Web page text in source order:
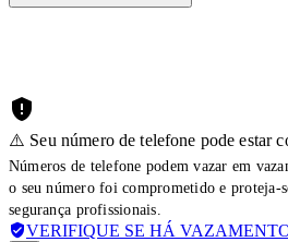
⚠️ Seu número de telefone pode estar
Números de telefone podem vazar em
o seu número foi comprometido e proteja-
segurança profissionais.
VERIFIQUE SE HÁ